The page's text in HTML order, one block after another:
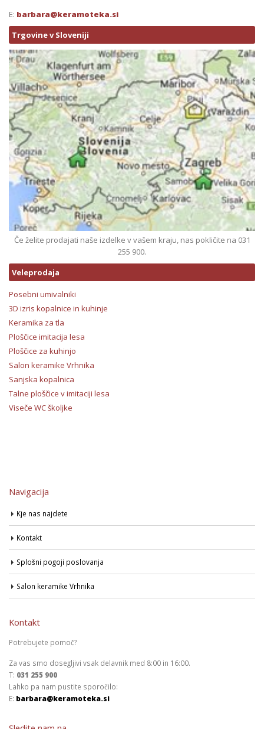
E: barbara@keramoteka.si
Trgovine v Sloveniji
Če želite prodajati naše izdelke v vašem kraju, nas pokličite na 031
255 900.
Veleprodaja
Posebni umivalniki
3D izris kopalnice in kuhinje
Keramika za tla
Ploščice imitacija lesa
Ploščice za kuhinjo
Salon keramike Vrhnika
Sanjska kopalnica
Talne ploščice v imitaciji lesa
Viseče WC školjke
Navigacija
Kje nas najdete
Kontakt
Splošni pogoji poslovanja
Salon keramike Vrhnika
Kontakt
Potrebujete pomoč?
Za vas smo dosegljivi vsak delavnik med 8:00 in 16:00.
T: 031 255 900
Lahko pa nam pustite sporočilo:
E: barbara@keramoteka.si